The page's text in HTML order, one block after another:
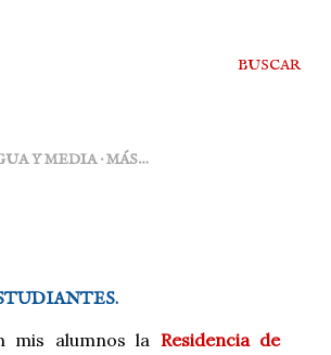
BUSCAR
Y MEDIA MÁS…
mis alumnos la Residencia de